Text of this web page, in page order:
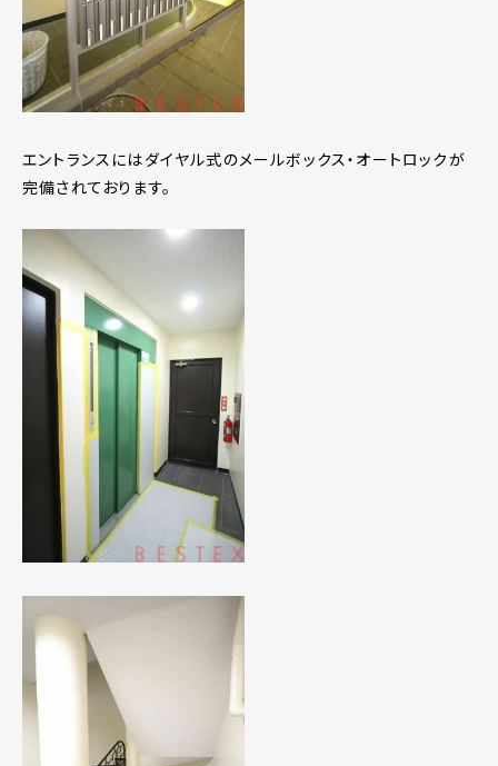
エントランスにはダイヤル式のメールボックス・オートロックが
完備されております。